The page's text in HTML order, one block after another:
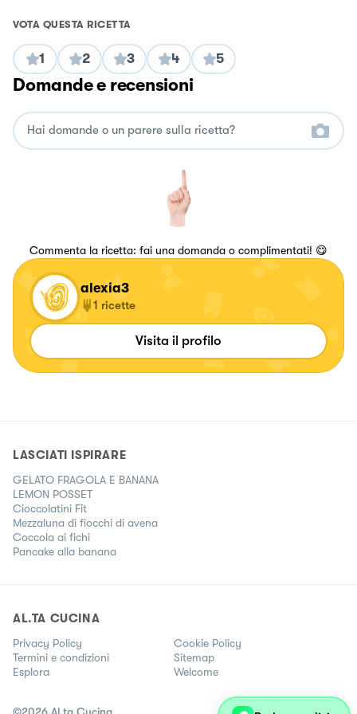
VOTA QUESTA RICETTA
1 2 3 4 5
Domande e recensioni
Commenta la ricetta: fai una domanda o complimentati! 😋
alexia3
1 ricette
Visita il profilo
LASCIATI ISPIRARE
GELATO FRAGOLA E BANANA
LEMON POSSET
Cioccolatini Fit
Mezzaluna di fiocchi di avena
Coccola ai fichi
Pancake alla banana
AL.TA CUCINA
Privacy Policy
Cookie Policy
Termini e condizioni
Sitemap
Esplora
Welcome
©2026 Al.ta Cucina